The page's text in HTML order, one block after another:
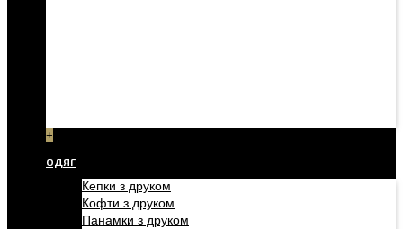
+
ОДЯГ
Кепки з друком
Кофти з друком
Панамки з друком